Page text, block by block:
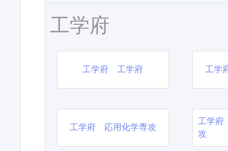
工学府
工学府 工学府 工学
工学府 応用化学専攻
工学府
攻